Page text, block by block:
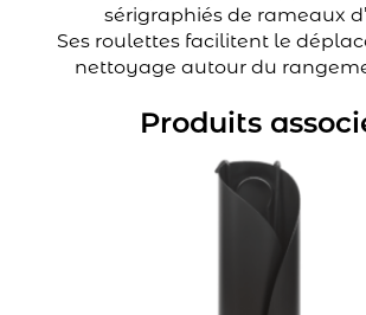
sérigraphiés de rameaux
Ses roulettes facilitent le
nettoyage autour du
Produits